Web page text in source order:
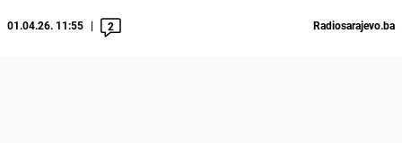
01.04.26. 11:55 2 Radiosarajevo.ba